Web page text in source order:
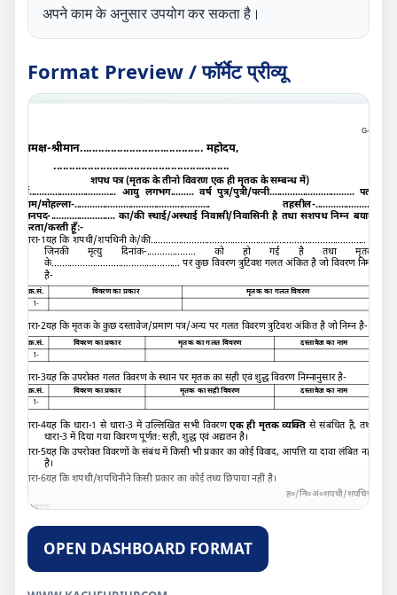
अपने काम के अनुसार उपयोग कर सकता है।
Format Preview / फॉर्मेट प्रीव्यू
G-
समक्ष-श्रीमान........................................ महोदय,
.........................................................
शपथ पत्र (मृतक के तीनो विवरण एक ही मृतक के सम्बन्ध में)
मैं.................................. आयु लगभग......... वर्ष पुत्र/पुत्री/पत्नी................................. पता
ग्राम/मोहल्ला-..................................................... तहसील-.......................
जनपद-......................... का/की स्थाई/अस्थाई निवासी/निवासिनी है तथा सशपथ निम्न बयान
करता/करती हूँ:-
धारा-1यह कि शपथी/शपथिनी के/की.................................................................................... है
जिनकी मृत्यु दिनांक-................... को हो गई है तथा मृतक
के.................................................. पर कुछ विवरण त्रुटिवश गलत अंकित है जो विवरण निम्न
है-
क्र.सं. विवरण का प्रकार
मृतक का गलत विवरण
1-
धारा-2यह कि मृतक के कुछ दस्तावेज/प्रमाण पत्र/अन्य पर गलत विवरण त्रुटिवश अंकित है जो निम्न है-
क्र.सं. विवरण का प्रकार मृतक का गलत विवरण दस्तावेज का नाम
1-
धारा-3यह कि उपरोक्त गलत विवरण के स्थान पर मृतक का सही एवं शुद्ध विवरण निम्नानुसार है-
क्र.सं. विवरण का प्रकार मृतक का सही विवरण दस्तावेज का नाम
1-
धारा-4यह कि धारा-1 से धारा-3 में उल्लिखित सभी विवरणएक ही मृतक व्यक्तिसे संबंधित हैं,तथा
धारा-3 में दिया गया विवरण पूर्णतः सही,शुद्ध एवं अद्यतन है।
धारा-5यह कि उपरोक्त विवरणों के संबंध में किसी भी प्रकार का कोई विवाद,आपत्ति या दावा लंबित नहीं
है।
धारा-6यह कि शपथी/शपथिनीने किसी प्रकार का कोई तथ्य छिपाया नहीं है।
ह०/नि०अं०शपथी/शपथिनी
सत्यापन:-
मैं शपथी/शपथिनी सत्यापित करता/करती हूँ कि इस शपथ-पत्र की धारा 1ता6 मेरे निजी ज्ञान से
सही व सत्य हैं
जिसका सत्यापन कचेहरी/तहसील......................................................... में
दिनांक-............................. किया गया।
ह०/नि०अं०शपथी/शपथिनी
OPEN DASHBOARD FORMAT